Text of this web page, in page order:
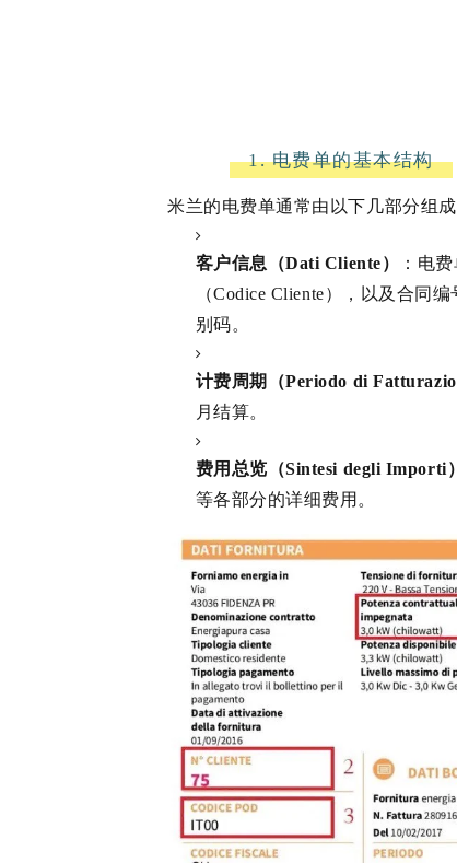
1. 电费单的基本结构
米兰的电费单通常由以下几部分组成
客户信息（Dati Cliente）
：电
（Codice Cliente），以及合同
别码。
计费周期（Periodo di
月结算。
费用总览（Sintesi degli Importi）
等各部分的详细费用。